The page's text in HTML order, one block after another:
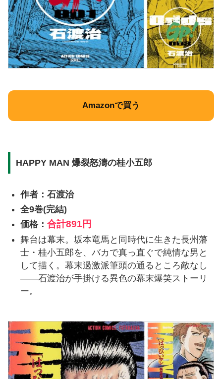
Amazonで買う
HAPPY MAN 爆裂怒濤の桂小五郎
作者：石渡治
全9巻(完結)
価格： 合計891円
舞台は幕末。坂本竜馬と同時代に生きた長州藩
士・桂小五郎を、バカで真っ直ぐで純情な男と
して描く。幕末過激派筆頭の通るところ敵なし
――石渡治が手掛ける異色の幕末爆笑ストーリ
ー。